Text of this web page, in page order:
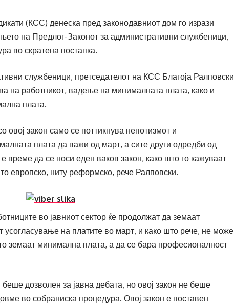
(КСС) денеска пред законодавниот дом го изрази
на Предлог-Законот за административни службеници,
во скратена постапка.
службеници, претседателот на КСС Благоја Ралповски
на работникот, вадење на минималната плата, како и
плата.
овој закон само се поттикнува непотизмот и
плата да важи од март, а сите други одредби од
време да се носи еден ваков закон, како што го кажуваат
европско, ниту реформско, рече Ралповски.
во јавниот сектор ќе продолжат да земаат
на платите во март, и како што рече, не може
земаат минимална плата, а да се бара професионалност
дозволен за јавна дебата, но овој закон не беше
во собраниска процедура. Овој закон е поставен